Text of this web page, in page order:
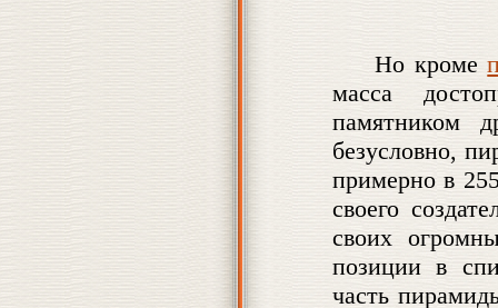
Но кроме
масса
памятником
безусловно,
примерно в
своего
своих
позиции в
часть